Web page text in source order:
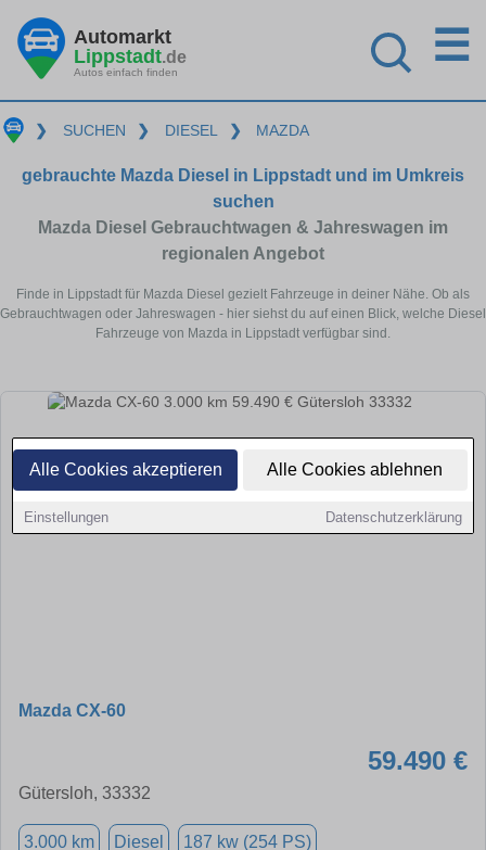
Alle Cookies akzeptieren Alle Cookies ablehnen
Einstellungen Datenschutzerklärung
Automarkt
Lippstadt.de
Autos einfach finden
☰
❯ SUCHEN ❯ DIESEL ❯ MAZDA
gebrauchte Mazda Diesel in Lippstadt und im Umkreis
suchen
Mazda Diesel Gebrauchtwagen & Jahreswagen im
regionalen Angebot
Finde in Lippstadt für Mazda Diesel gezielt Fahrzeuge in deiner Nähe. Ob als
Gebrauchtwagen oder Jahreswagen - hier siehst du auf einen Blick, welche Diesel
Fahrzeuge von Mazda in Lippstadt verfügbar sind.
Mazda CX-60
59.490 €
Gütersloh, 33332
3.000 km Diesel 187 kw (254 PS)